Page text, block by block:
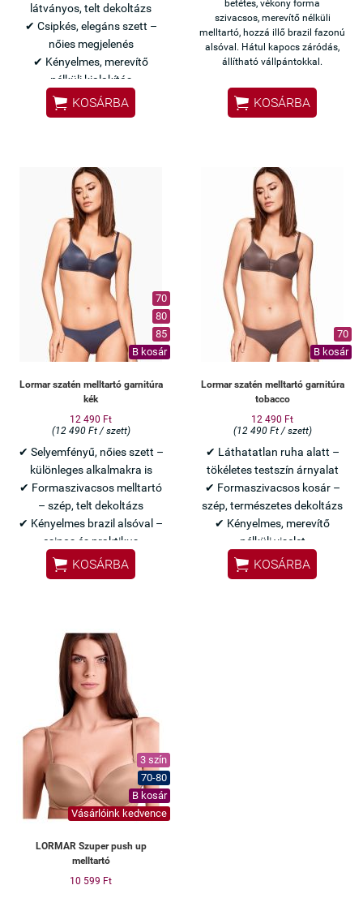
látványos, telt dekoltázs
✔ Csipkés, elegáns szett –
nőies megjelenés
✔ Kényelmes, merevítő
nélküli kialakítás
Olasz Lormar minőség
 KOSÁRBA
betétes, vékony forma
szivacsos, merevítő nélküli
melltartó, hozzá illő brazil fazonú
alsóval. Hátul kapocs záródás,
állítható vállpántokkal.
 KOSÁRBA
70
80
85
B kosár
Lormar szatén melltartó garnitúra
kék
12 490 Ft
(12 490 Ft / szett)
✔ Selyemfényű, nőies szett –
különleges alkalmakra is
✔ Formaszivacsos melltartó
– szép, telt dekoltázs
✔ Kényelmes brazil alsóval –
csinos és praktikus
Olasz Lormar minőség
 KOSÁRBA
70
B kosár
Lormar szatén melltartó garnitúra
tobacco
12 490 Ft
(12 490 Ft / szett)
✔ Láthatatlan ruha alatt –
tökéletes testszín árnyalat
✔ Formaszivacsos kosár –
szép, természetes dekoltázs
✔ Kényelmes, merevítő
nélküli viselet
Olasz Lormar minőség
 KOSÁRBA
3 szín
70-80
B kosár
Vásárlóink kedvence
LORMAR Szuper push up
melltartó
10 599 Ft